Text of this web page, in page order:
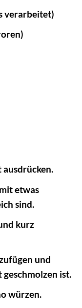
verarbeitet)
ausdrücken.
etwas
sind.
kurz
und
ist.
würzen.